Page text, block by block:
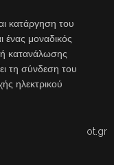
κατάργηση του
ένας μοναδικός
κατανάλωσης
τη σύνδεση του
ηλεκτρικού
ot.gr